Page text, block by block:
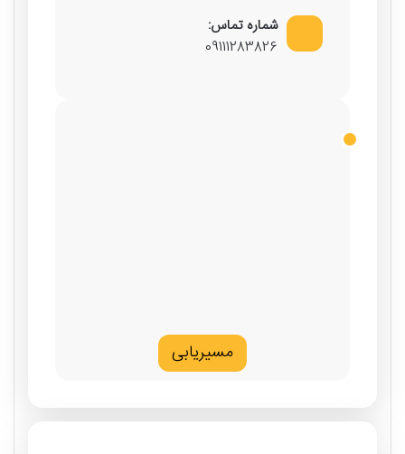
شماره تماس:
09111283826
مسیریابی